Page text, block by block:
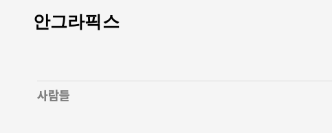
안그라픽스
사람들